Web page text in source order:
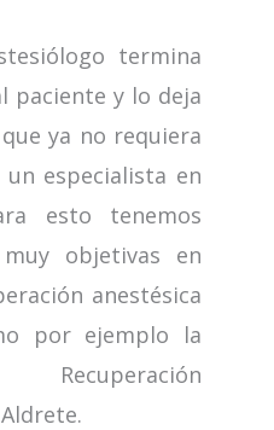
termina
paciente y lo deja
ya no requiera
especialista en
esto tenemos
objetivas en
anestésica
por ejemplo la